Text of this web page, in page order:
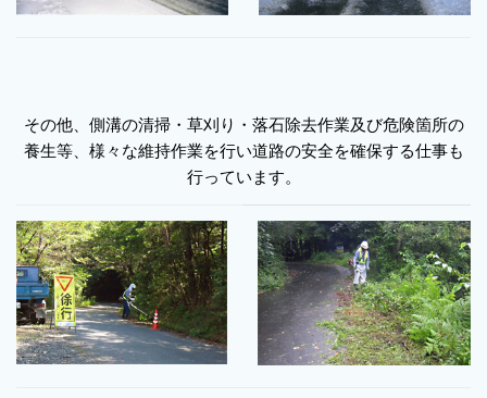
その他、側溝の清掃・草刈り・落石除去作業及び危険箇所の
養生等、様々な維持作業を行い道路の安全を確保する仕事も
行っています。